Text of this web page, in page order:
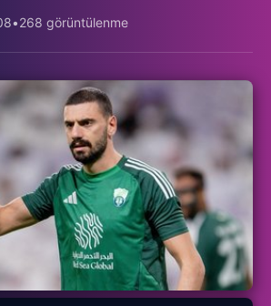
•268 görüntülenme